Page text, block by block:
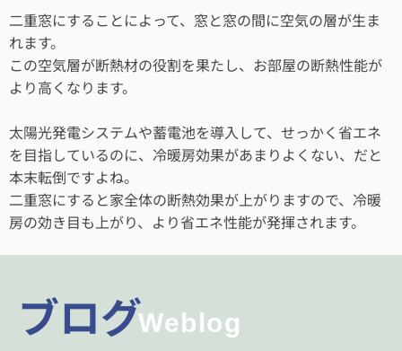
二重窓にすることによって、窓と窓の間に空気の層が生ま
れます。
この空気層が断熱材の役割を果たし、お部屋の断熱性能が
より高くなります。
太陽光発電システムや蓄電池を導入して、せっかく省エネ
を目指しているのに、冷暖房効果があまりよくない、だと
本末転倒ですよね。
二重窓にすると家全体の断熱効果が上がりますので、冷暖
房の効き目も上がり、より省エネ性能が発揮されます。
Weblog
ブログ